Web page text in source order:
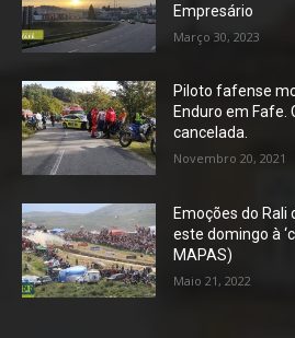
Empresário
Março 30, 2023
Piloto fafense
Enduro em Fafe.
cancelada.
Novembro 20, 2021
Emoções do
este domingo à
MAPAS)
Maio 21, 2022